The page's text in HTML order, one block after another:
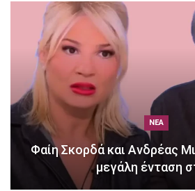
ΝΈΑ
Φαίη Σκορδά και Ανδρέας
μεγάλη ένταση